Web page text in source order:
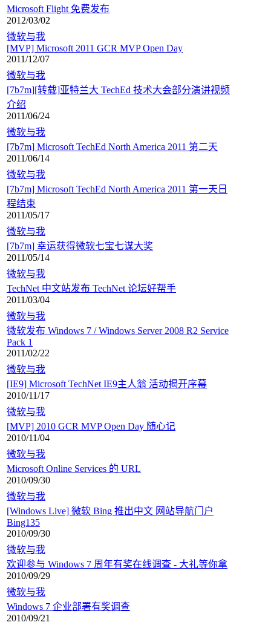
Microsoft Flight 免费发布
2012/03/02
微软与我
[MVP] Microsoft 2011 GCR MVP Open Day
2011/12/07
微软与我
[7b7m][转载]亚特兰大 TechEd 技术大会部分演讲视频
介绍
2011/06/24
微软与我
[7b7m] Microsoft TechEd North America 2011 第二天
2011/06/14
微软与我
[7b7m] Microsoft TechEd North America 2011 第一天日
程结束
2011/05/17
微软与我
[7b7m] 幸运获得微软七宝七谋大奖
2011/05/14
微软与我
TechNet 中文站发布 TechNet 论坛好帮手
2011/03/04
微软与我
微软发布 Windows 7 / Windows Server 2008 R2 Service
Pack 1
2011/02/22
微软与我
[IE9] Microsoft TechNet IE9主人翁 活动揭开序幕
2010/11/17
微软与我
[MVP] 2010 GCR MVP Open Day 随心记
2010/11/04
微软与我
Microsoft Online Services 的 URL
2010/09/30
微软与我
[Windows Live] 微软 Bing 推出中文 网站导航门户
Bing135
2010/09/30
微软与我
欢迎参与 Windows 7 周年有奖在线调查 - 大礼等你拿
2010/09/29
微软与我
Windows 7 企业部署有奖调查
2010/09/21